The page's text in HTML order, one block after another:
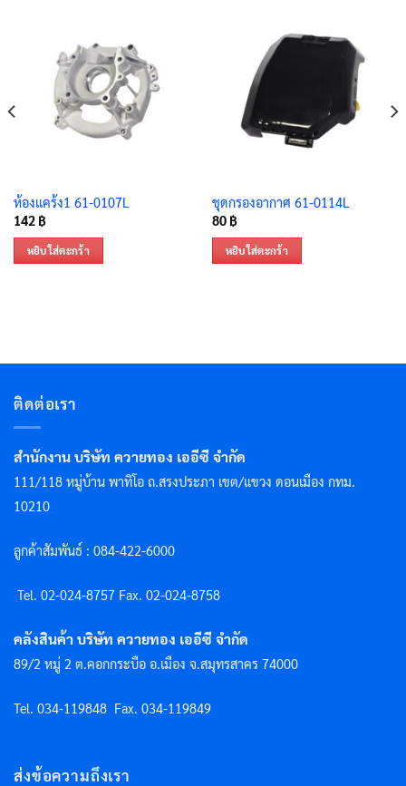
ห้องแคร้ง1 61-0107L
142 ฿
หยิบใส่ตะกร้า
ชุดกรองอากาศ 61-0114L
80 ฿
หยิบใส่ตะกร้า
ติดต่อเรา
สำนักงาน บริษัท ควายทอง เออีซี จำกัด
111/118 หมู่บ้าน พาทิโอ ถ.สรงประภา เขต/แขวง ดอนเมือง กทม.
10210
ลูกค้าสัมพันธ์ : 084-422-6000
Tel. 02-024-8757 Fax. 02-024-8758
คลังสินค้า บริษัท ควายทอง เออีซี จำกัด
89/2 หมู่ 2 ต.คอกกระบือ อ.เมือง จ.สมุทรสาคร 74000
Tel. 034-119848 Fax. 034-119849
ส่งข้อความถึงเรา